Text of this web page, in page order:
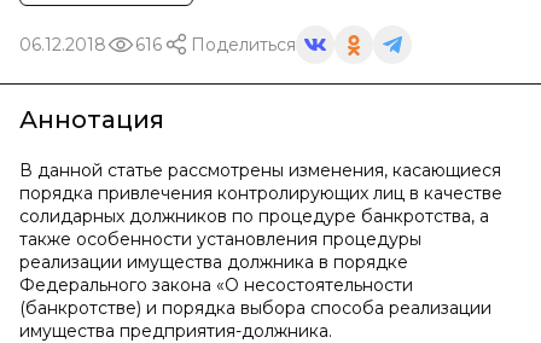
06.12.2018 616 Поделиться
Аннотация
В данной статье рассмотрены изменения, касающиеся
порядка привлечения контролирующих лиц в качестве
солидарных должников по процедуре банкротства, а
также особенности установления процедуры
реализации имущества должника в порядке
Федерального закона «О несостоятельности
(банкротстве) и порядка выбора способа реализации
имущества предприятия-должника.